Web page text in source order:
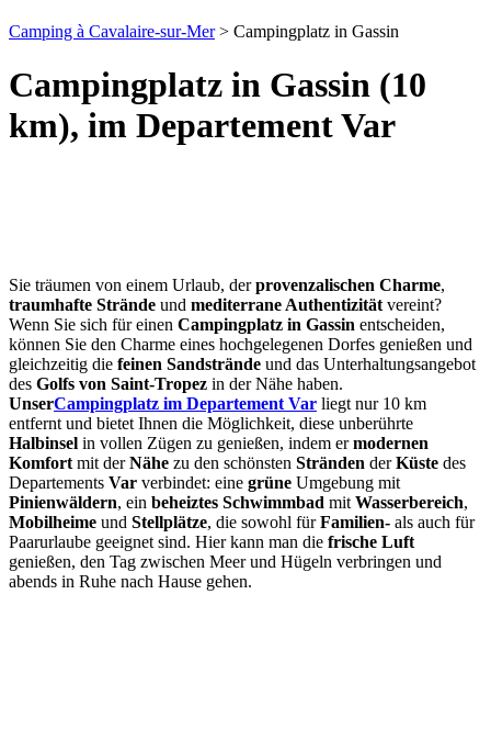
Camping à Cavalaire-sur-Mer> Campingplatz in Gassin
Campingplatz in Gassin (10
km), im Departement Var
Sie träumen von einem Urlaub, derprovenzalischen Charme,
traumhafte Strände und mediterrane Authentizität vereint?
Wenn Sie sich für einen Campingplatz in Gassin entscheiden,
können Sie den Charme eines hochgelegenen Dorfes genießen und
gleichzeitig die feinen Sandstrände und das Unterhaltungsangebot
des Golfs von Saint-Tropez in der Nähe haben.
UnserCampingplatz im Departement Var liegt nur 10 km
entfernt und bietet Ihnen die Möglichkeit, diese unberührte
Halbinsel in vollen Zügen zu genießen, indem ermodernen
Komfort mit derNähe zu den schönsten Stränden derKüste des
Departements Var verbindet: eine grüne Umgebung mit
Pinienwäldern, ein beheiztes Schwimmbad mit Wasserbereich,
Mobilheime und Stellplätze, die sowohl fürFamilien- als auch für
Paarurlaube geeignet sind. Hier kann man die frische Luft
genießen, den Tag zwischen Meer und Hügeln verbringen und
abends in Ruhe nach Hause gehen.